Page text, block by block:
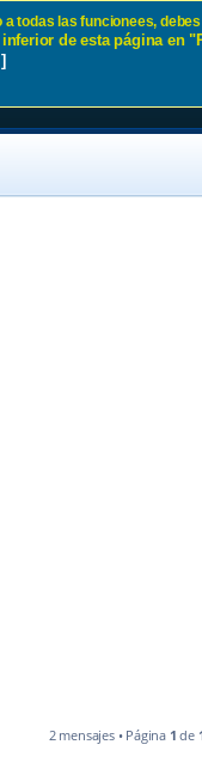
2 mensajes • Página 1 de
todas las funcionees,
de esta página en